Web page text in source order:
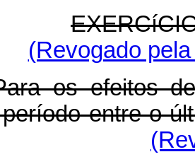
(Revogado
os efeitos
entre o